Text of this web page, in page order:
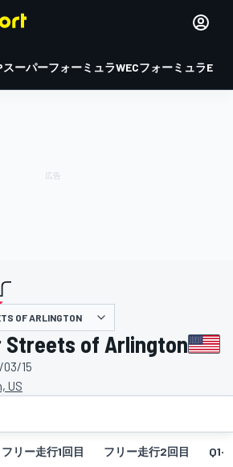
スーパーフォーミュラWECフォーミュラE
OF ARLINGTON
Streets of Arlington
15
US
フリー走行1回目 フリー走行2回目 Q1-